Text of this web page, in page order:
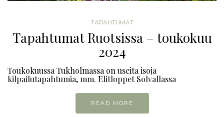
TAPAHTUMAT
Tapahtumat Ruotsissa – toukokuu
2024
Toukokuussa Tukholmassa on useita isoja
kilpailutapahtumia, mm. Elitloppet Solvallassa
READ MORE